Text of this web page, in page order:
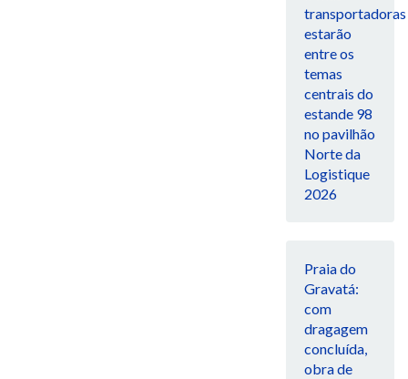
transportadoras
estarão
entre os
temas
centrais do
estande 98
no pavilhão
Norte da
Logistique
2026
Praia do
Gravatá:
com
dragagem
concluída,
obra de